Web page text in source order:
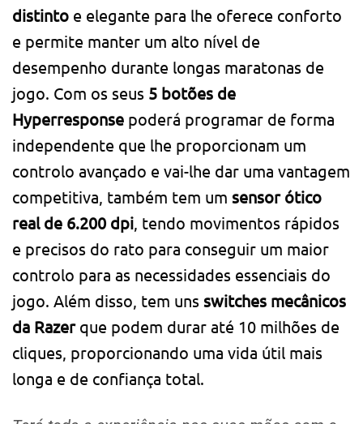
distinto e elegante para lhe oferece conforto
e permite manter um alto nível de
desempenho durante longas maratonas de
jogo. Com os seus 5 botões de
Hyperresponse poderá programar de forma
independente que lhe proporcionam um
controlo avançado e vai-lhe dar uma vantagem
competitiva, também tem um sensor ótico
real de 6.200 dpi , tendo movimentos rápidos
e precisos do rato para conseguir um maior
controlo para as necessidades essenciais do
jogo. Além disso, tem uns switches mecânicos
da Razer que podem durar até 10 milhões de
cliques, proporcionando uma vida útil mais
longa e de confiança total.